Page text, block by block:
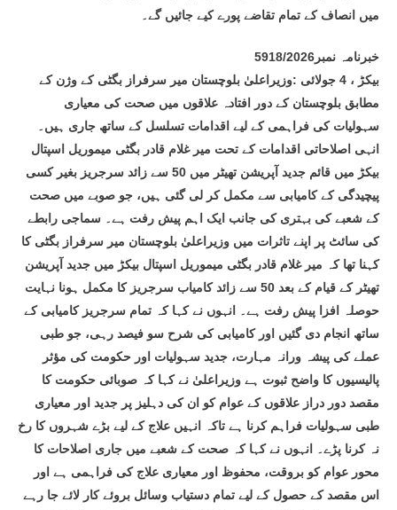
میں انصاف کے تمام تقاضے پورے کیے جائیں گے۔
خبرنامہ نمبر5918/2026
بیکڑ ، 4 جولائی :وزیراعلیٰ بلوچستان میر سرفراز بگٹی کے وژن کے
مطابق بلوچستان کے دور افتادہ علاقوں میں صحت کی معیاری
سہولیات کی فراہمی کے لیے اقدامات تسلسل کے ساتھ جاری ہیں۔
انہی اصلاحاتی اقدامات کے تحت میر غلام قادر بگٹی میموریل اسپتال
بیکڑ میں قائم جدید آپریشن تھیٹر میں 50 سے زائد سرجریز بغیر کسی
پیچیدگی کے کامیابی سے مکمل کر لی گئی ہیں، جو صوبے میں صحت
کے شعبے کی بہتری کی جانب ایک اہم پیش رفت ہے۔ سماجی رابطے
کی سائٹ پر اپنے تاثرات میں وزیراعلیٰ بلوچستان میر سرفراز بگٹی کا
کہنا تھا کہ میر غلام قادر بگٹی میموریل اسپتال بیکڑ میں جدید آپریشن
تھیٹر کے قیام کے بعد 50 سے زائد کامیاب سرجریز کا مکمل ہونا نہایت
حوصلہ افزا پیش رفت ہے۔ انہوں نے کہا کہ تمام سرجریز کامیابی کے
ساتھ انجام دی گئیں اور کامیابی کی شرح سو فیصد رہی، جو طبی
عملے کی پیشہ ورانہ مہارت، جدید سہولیات اور حکومت کی مؤثر
پالیسیوں کا واضح ثبوت ہے وزیراعلیٰ نے کہا کہ صوبائی حکومت کا
مقصد دور دراز علاقوں کے عوام کو ان کی دہلیز پر جدید اور معیاری
طبی سہولیات فراہم کرنا ہے تاکہ انہیں علاج کے لیے بڑے شہروں کا رخ
نہ کرنا پڑے۔ انہوں نے کہا کہ صحت کے شعبے میں جاری اصلاحات کا
محور عوام کو بروقت، محفوظ اور معیاری علاج کی فراہمی ہے اور
اس مقصد کے حصول کے لیے تمام دستیاب وسائل بروئے کار لائے جا رہے